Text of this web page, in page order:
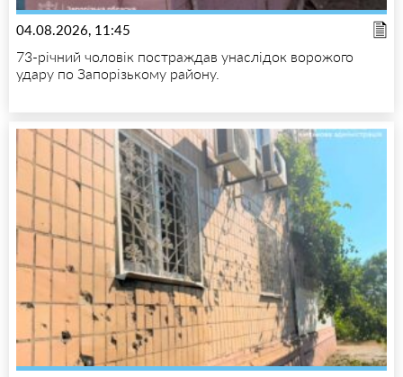
04.08.2026, 11:45
73-річний чоловік постраждав унаслідок ворожого
удару по Запорізькому району.